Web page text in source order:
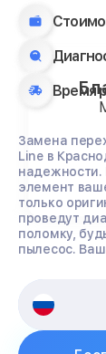
Время
Замена
Line в
элемент
только
проведут
поломку,
пылесос.